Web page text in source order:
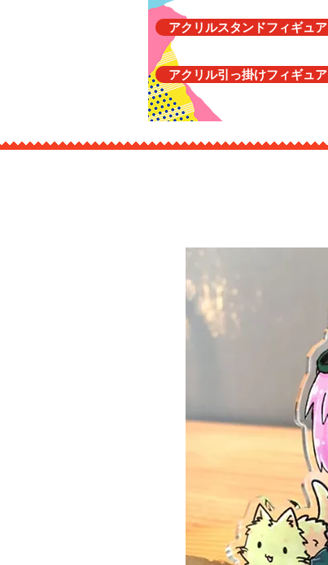
アクリルスタンドフィギュア
アクリル引っ掛けフィギュア